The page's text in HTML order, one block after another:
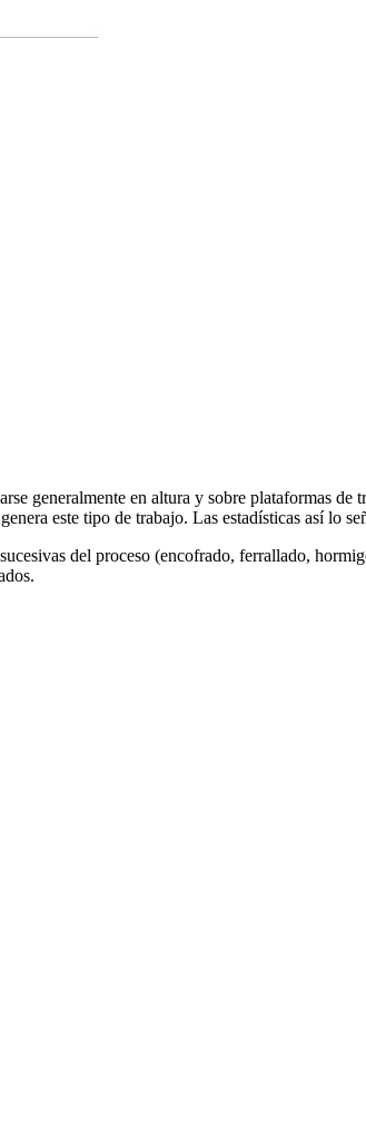
generalmente en altura y sobre plataformas
este tipo de trabajo. Las estadísticas así lo
del proceso (encofrado, ferrallado,